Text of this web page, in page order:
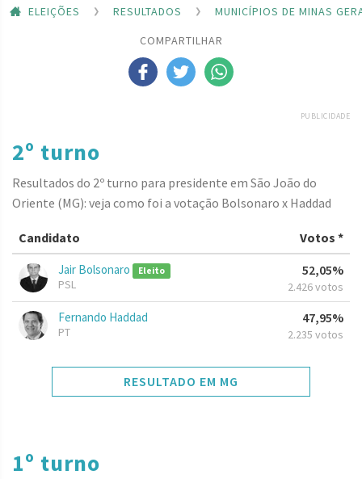
ELEIÇÕES RESULTADOS
MUNICÍPIOS DE MINAS
COMPARTILHAR
PUBLICIDADE
2º turno
Resultados do 2º turno para presidente em São João do
Oriente (MG): veja como foi a votação Bolsonaro x Haddad
Candidato Votos *
Jair Bolsonaro Eleito
PSL
52,05%
2.426 votos
Fernando Haddad
PT
47,95%
2.235 votos
RESULTADO EM MG
1º turno